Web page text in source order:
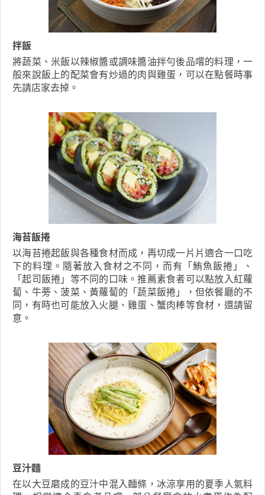
拌飯
將蔬菜、米飯以辣椒醬或調味醬油拌勻後品嚐的料理，一
般來說飯上的配菜會有炒過的肉與雞蛋，可以在點餐時事
先請店家去掉。
海苔飯捲
以海苔捲起飯與各種食材而成，再切成一片片適合一口吃
下的料理。隨著放入食材之不同，而有「鮪魚飯捲」、
「起司飯捲」等不同的口味。推薦素食者可以點放入紅蘿
蔔、牛蒡、菠菜、黃蘿蔔的「蔬菜飯捲」，但依餐廳的不
同，有時也可能放入火腿、雞蛋、蟹肉棒等食材，還請留
意。
豆汁麵
在以大豆磨成的豆汁中混入麵條，冰涼享用的夏季人氣料